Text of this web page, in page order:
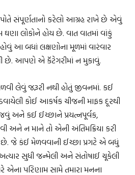
પોતે સંપૂર્ણતાનો કરેલો આગ્રહ રાખે છે એવું
લોકોને હોય છે. વાત વાતમાં વાંકું
આ બધાં લક્ષણોના મૂળમાં વારંવાર
છે. આપણે એ કૅટેગરીમાં ન મુકાવું.
લેવું જરૂરી નથી હોતું જીવનમાં. કઈ
કોઈ આકર્ષક ચીજની માફક દૂરથી
અને કઈ ઈચ્છાને પ્રયત્નપૂર્વક,
અને ન માને તો એની અંતિમક્રિયા કરી
જે કંઈ મેળવવાની ઈચ્છા પ્રગટે એ બધું
અત્યાર સુધી જન્મેલી અને સંતોષાઈ ચૂકેલી
પરિણામ સામે તમારા મનના